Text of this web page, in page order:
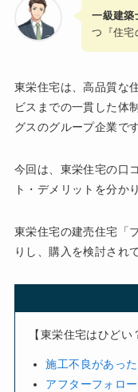
一級建築
つ『住宅
東栄住宅は、高品質な
ビスまでの一貫した体
グスのグループ企業です
今回は、東栄住宅の口
ト・デメリットを分か
東栄住宅の建売住宅「
りし、購入を検討され
【東栄住宅はひどい
施工不良があった
アフターフォロ